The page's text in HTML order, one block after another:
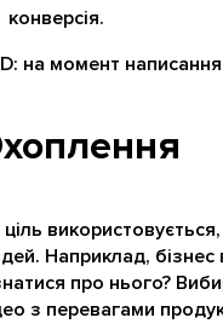
конверсія.
на момент
Наприклад,
про нього?
з перевагами